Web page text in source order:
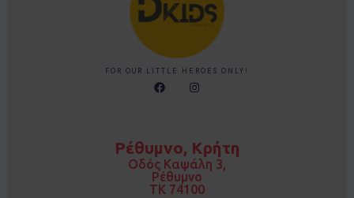
FOR OUR LITTLE HEROES ONLY!
F
a
o
k
I
n
r
a
m
Ρέθυμνο, Κρήτη
Οδός Καψάλη 3,
Ρέθυμνο
TK 74100